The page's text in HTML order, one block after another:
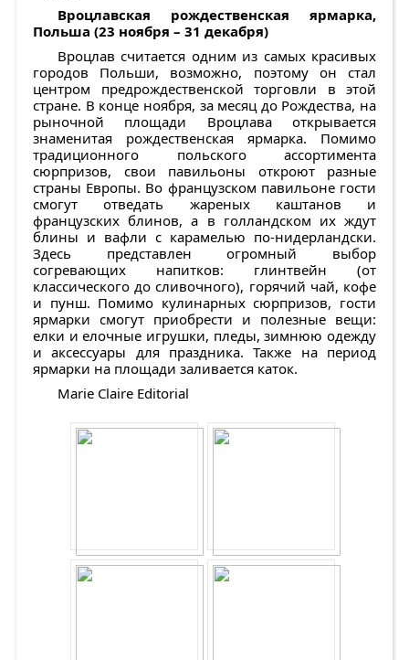
Вроцлавская рождественская ярмарка,
Польша (23 ноября – 31 декабря)
Вроцлав считается одним из самых красивых
городов Польши, возможно, поэтому он стал
центром предрождественской торговли в этой
стране. В конце ноября, за месяц до Рождества, на
рыночной площади Вроцлава открывается
знаменитая рождественская ярмарка. Помимо
традиционного польского ассортимента
сюрпризов, свои павильоны откроют разные
страны Европы. Во французском павильоне гости
смогут отведать жареных каштанов и
французских блинов, а в голландском их ждут
блины и вафли с карамелью по-нидерландски.
Здесь представлен огромный выбор
согревающих напитков: глинтвейн (от
классического до сливочного), горячий чай, кофе
и пунш. Помимо кулинарных сюрпризов, гости
ярмарки смогут приобрести и полезные вещи:
елки и елочные игрушки, пледы, зимнюю одежду
и аксессуары для праздника. Также на период
ярмарки на площади заливается каток.
Marie Claire Editorial